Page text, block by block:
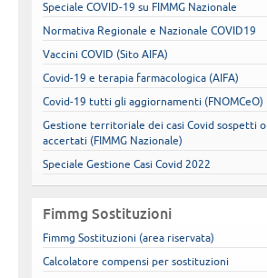
Speciale COVID-19 su FIMMG Nazionale
Normativa Regionale e Nazionale COVID19
Vaccini COVID (Sito AIFA)
Covid-19 e terapia farmacologica (AIFA)
Covid-19 tutti gli aggiornamenti (FNOMCeO)
Gestione territoriale dei casi Covid sospetti o
accertati (FIMMG Nazionale)
Speciale Gestione Casi Covid 2022
Fimmg Sostituzioni
Fimmg Sostituzioni (area riservata)
Calcolatore compensi per sostituzioni